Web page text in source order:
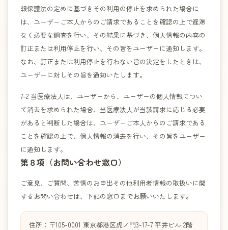
報保護法の定めに基づきその利用の停止を求められた場合に
は、ユーザーご本人からのご請求であることを確認の上で遅滞
なく必要な調査を行い、その結果に基づき、個人情報の内容の
訂正または利用停止を行い、その旨をユーザーに通知します。
なお、訂正または利用停止を行わない旨の決定をしたときは、
ユーザーに対しその旨を通知いたします。
7-2 当医療法人は、ユーザーから、ユーザーの個人情報につい
て消去を求められた場合、当医療法人が当該請求に応じる必要
があると判断した場合は、ユーザーご本人からのご請求である
ことを確認の上で、個人情報の消去を行い、その旨をユーザー
に通知します。
第８項（お問い合わせ窓口）
ご意見、ご質問、苦情のお申出その他利用者情報の取扱いに関
するお問い合わせは、下記の窓口までお願いいたします。
住所： 〒105-0001 東京都港区虎ノ門3-17-7 平井ビル 2階